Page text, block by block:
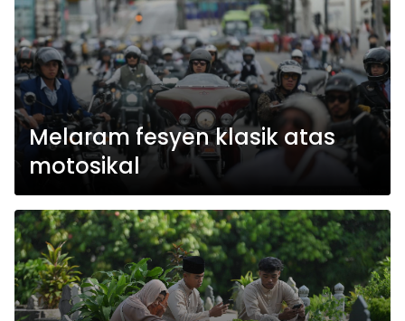
Melaram fesyen klasik atas
motosikal